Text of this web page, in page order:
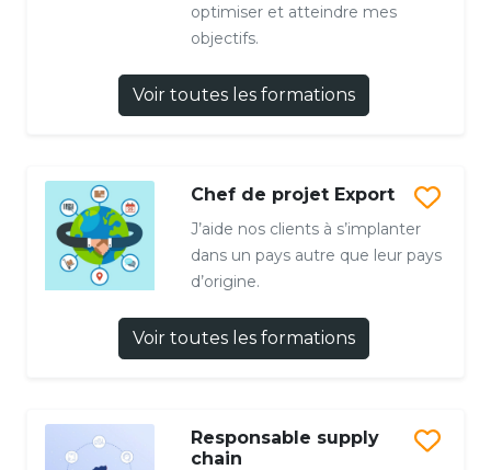
optimiser et atteindre mes
objectifs.
Voir toutes les formations
Chef de projet Export
J’aide nos clients à s’implanter
dans un pays autre que leur pays
d’origine.
Voir toutes les formations
Responsable supply
chain